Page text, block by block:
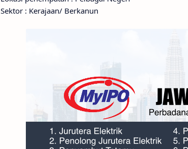
Sektor : Kerajaan/ Berkanun